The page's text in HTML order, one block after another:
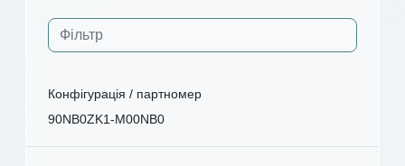
Конфігурація / партномер
90NB0ZK1-M00NB0